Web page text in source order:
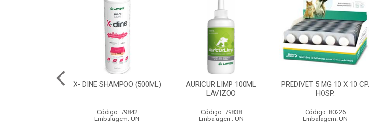
X- DINE SHAMPOO (500ML)
Código: 79842
Embalagem: UN
AURICUR LIMP 100ML
LAVIZOO
Código: 79838
Embalagem: UN
PREDIVET 5 MG 10 X 10 CP.
HOSP.
Código: 80226
Embalagem: UN